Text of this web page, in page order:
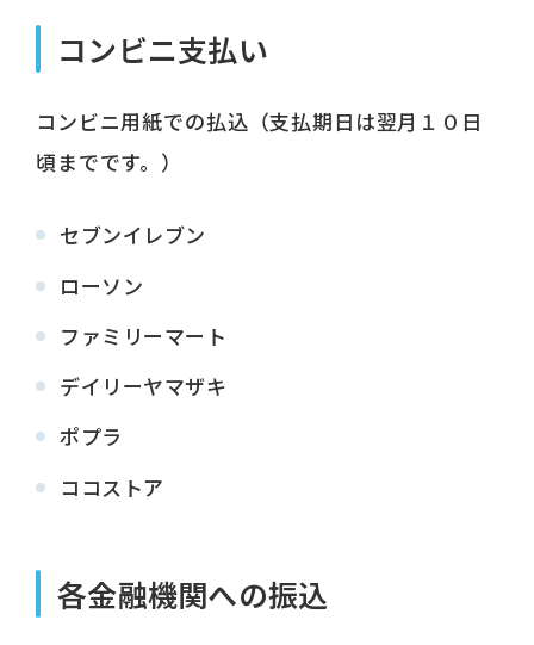
コンビニ支払い
コンビニ用紙での払込（支払期日は翌月１０日
頃までです。）
セブンイレブン
ローソン
ファミリーマート
デイリーヤマザキ
ポプラ
ココストア
各金融機関への振込